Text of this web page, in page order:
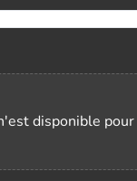
disponible